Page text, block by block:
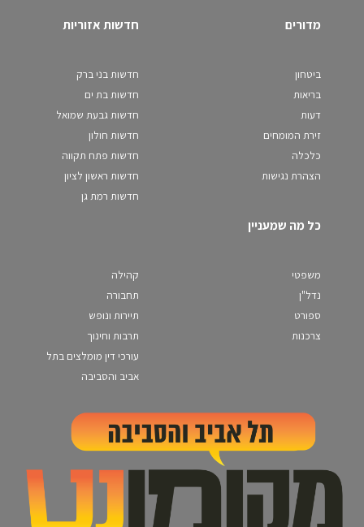
מדורים
ביטחון
בריאות
דעות
זירת המומחים
כלכלה
הצהרת נגישות
חדשות אזוריות
חדשות בני ברק
חדשות בת ים
חדשות גבעת שמואל
חדשות חולון
חדשות פתח תקווה
חדשות ראשון לציון
חדשות רמת גן
כל מה שמעניין
משפטי
נדל"ן
ספורט
צרכנות
קהילה
תחבורה
תיירות ונופש
תרבות וחינוך
עורכי דין מומלצים בתל
אביב והסביבה